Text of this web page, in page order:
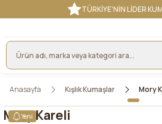
TÜRKİYE'NİN LİDER
Anasayfa Kışlık Kumaşlar Mory
Yeni
Mory Kareli